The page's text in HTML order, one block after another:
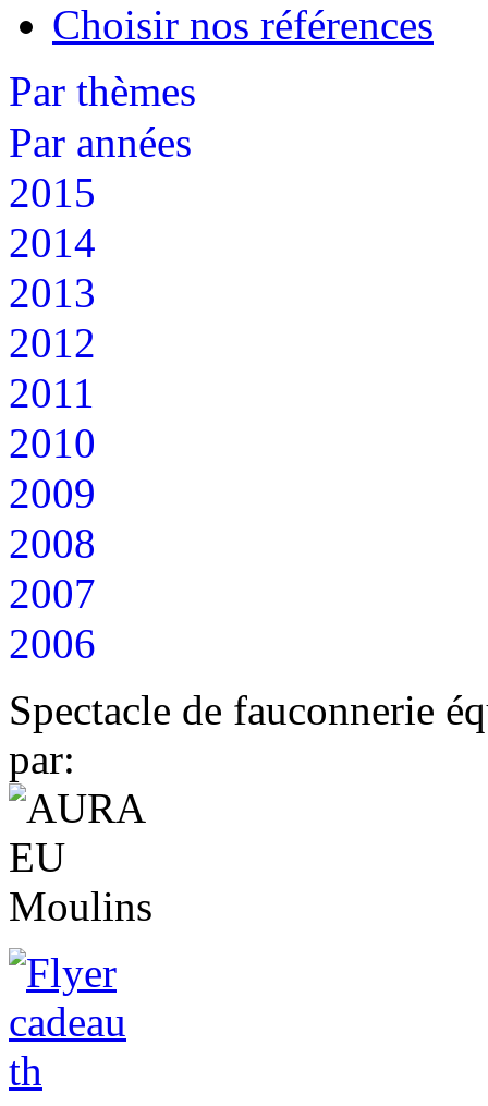
Choisir nos références
Par thèmes
Par années
2015
2014
2013
2012
2011
2010
2009
2008
2007
2006
Spectacle de fauconnerie
par: